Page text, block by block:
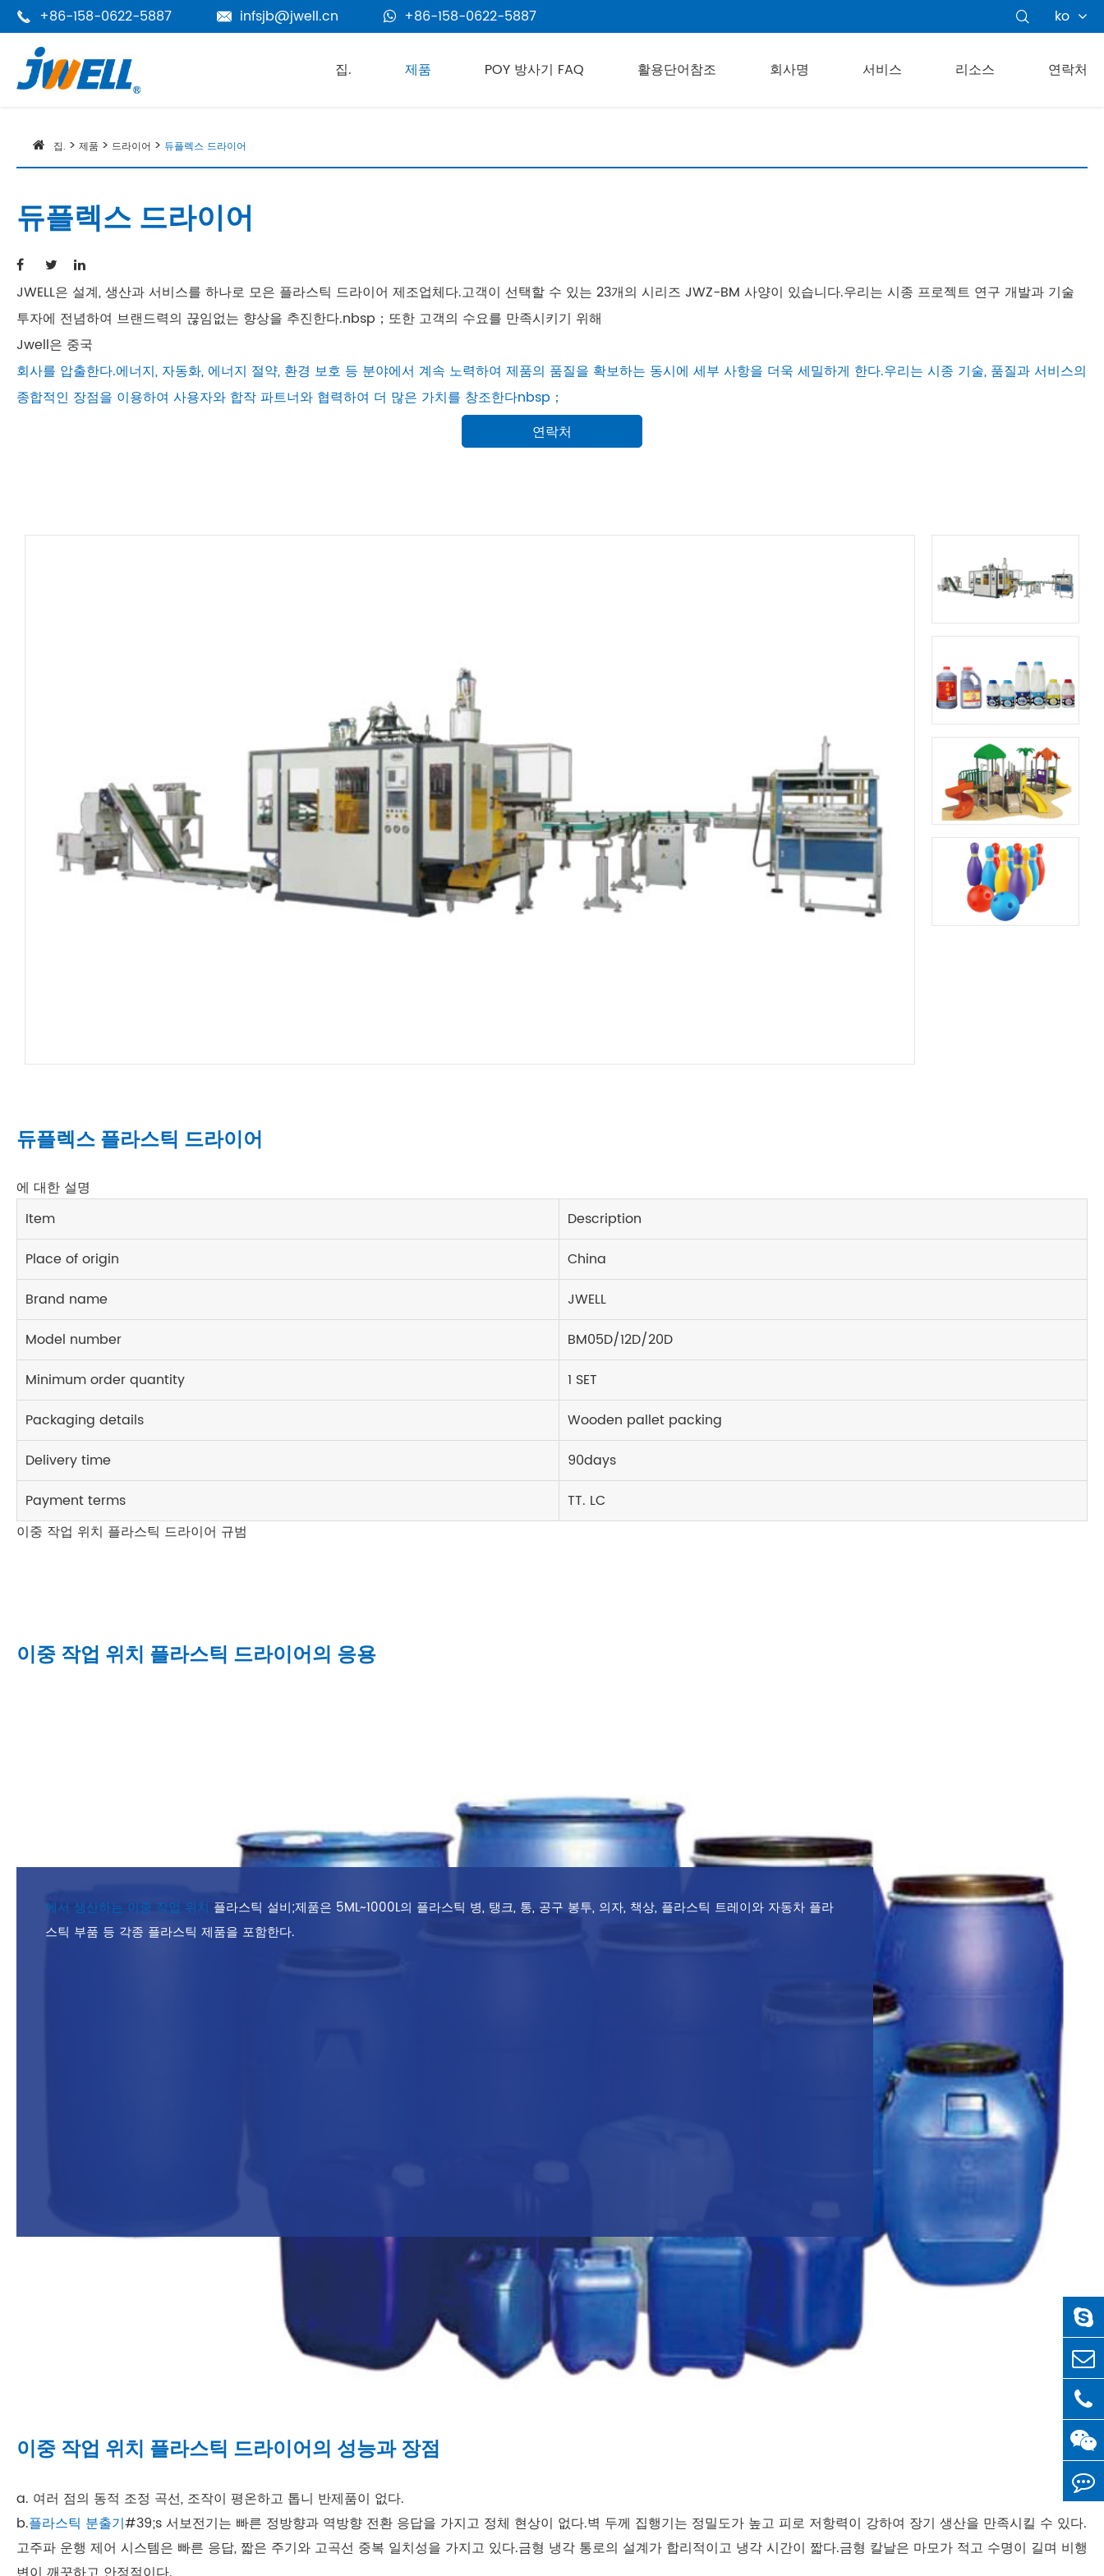
 +86-158-0622-5887  infsjb@jwell.cn +86-158-0622-5887  ko
집. 제품 POY 방사기 FAQ 활용단어참조 회사명 서비스 리소스 연락처
집. 제품 드라이어 듀플렉스 드라이어
듀플렉스 드라이어
JWELL은 설계, 생산과 서비스를 하나로 모은 플라스틱 드라이어 제조업체다.고객이 선택할 수 있는 23개의 시리즈 JWZ-BM 사양이 있습니다.우리는 시종 프로젝트 연구 개발과 기술
투자에 전념하여 브랜드력의 끊임없는 향상을 추진한다.nbsp；또한 고객의 수요를 만족시키기 위해
Jwell은 중국
회사를 압출한다.에너지, 자동화, 에너지 절약, 환경 보호 등 분야에서 계속 노력하여 제품의 품질을 확보하는 동시에 세부 사항을 더욱 세밀하게 한다.우리는 시종 기술, 품질과 서비스의
종합적인 장점을 이용하여 사용자와 합작 파트너와 협력하여 더 많은 가치를 창조한다nbsp；
연락처
듀플렉스 플라스틱 드라이어
에 대한 설명
Item
Description
Place of origin
China
Brand name
JWELL
Model number
BM05D/12D/20D
Minimum order quantity
1 SET
Packaging details
Wooden pallet packing
Delivery time
90days
Payment terms
TT. LC
이중 작업 위치 플라스틱 드라이어 규범
이중 작업 위치 플라스틱 드라이어의 응용
에서 생산하는 이중 작업 위치 플라스틱 설비;제품은 5ML~1000L의 플라스틱 병, 탱크, 통, 공구 봉투, 의자, 책상, 플라스틱 트레이와 자동차 플라
스틱 부품 등 각종 플라스틱 제품을 포함한다.
이중 작업 위치 플라스틱 드라이어의 성능과 장점
a. 여러 점의 동적 조정 곡선, 조작이 평온하고 톱니 반제품이 없다.
b.플라스틱 분출기#39;s 서보전기는 빠른 정방향과 역방향 전환 응답을 가지고 정체 현상이 없다.벽 두께 집행기는 정밀도가 높고 피로 저항력이 강하여 장기 생산을 만족시킬 수 있다.
고주파 운행 제어 시스템은 빠른 응답, 짧은 주기와 고곡선 중복 일치성을 가지고 있다.금형 냉각 통로의 설계가 합리적이고 냉각 시간이 짧다.금형 칼날은 마모가 적고 수명이 길며 비행